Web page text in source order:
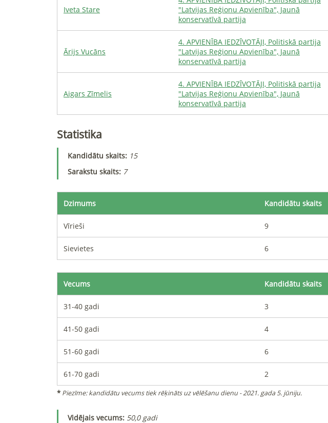
Iveta Stare
"Latvijas Reģionu Apvienība", Jaunā
konservatīvā partija
Ārijs Vucāns
4. APVIENĪBA IEDZĪVOTĀJI, Politiskā partija
"Latvijas Reģionu Apvienība", Jaunā
konservatīvā partija
Aigars Zīmelis
4. APVIENĪBA IEDZĪVOTĀJI, Politiskā partija
"Latvijas Reģionu Apvienība", Jaunā
konservatīvā partija
Statistika
Kandidātu skaits: 15
Sarakstu skaits: 7
Dzimums Kandidātu skaits
Vīrieši 9
Sievietes 6
Vecums Kandidātu skaits
31-40 gadi 3
41-50 gadi 4
51-60 gadi 6
61-70 gadi 2
* Piezīme: kandidātu vecums tiek rēķināts uz vēlēšanu dienu - 2021. gada 5. jūniju.
Vidējais vecums: 50,0 gadi